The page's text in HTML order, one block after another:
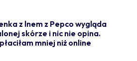
z lnem z Pepco wygląda
skórze i nic nie opina.
mniej niż online